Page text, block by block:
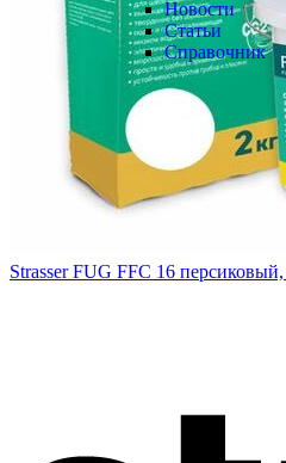
Новости
Статьи
Справочник
Strasser FUG FFC 16